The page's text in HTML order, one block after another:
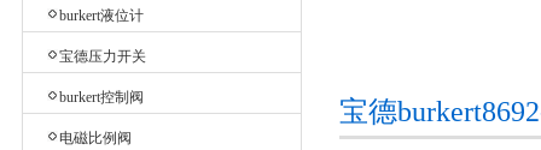
burkert液位计
宝德压力开关
burkert控制阀
电磁比例阀
宝德